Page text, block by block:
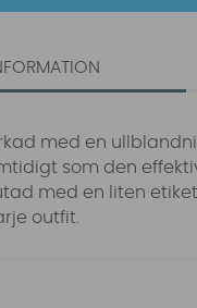
med en
som den
med en liten
outfit.